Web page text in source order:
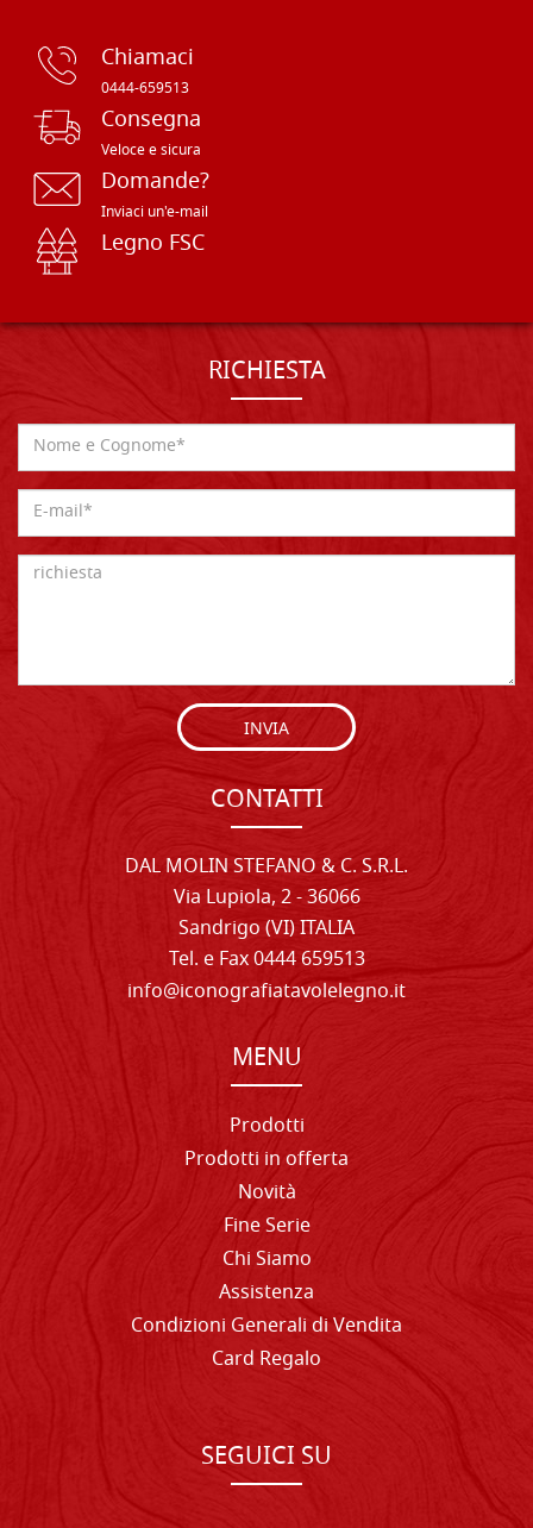
Chiamaci
0444-659513
Consegna
Veloce e sicura
Domande?
Inviaci un'e-mail
Legno FSC
RICHIESTA
INVIA
CONTATTI
DAL MOLIN STEFANO & C. S.R.L.
Via Lupiola, 2 - 36066
Sandrigo (VI) ITALIA
Tel. e Fax 0444 659513
info@iconografiatavolelegno.it
MENU
Prodotti
Prodotti in offerta
Novità
Fine Serie
Chi Siamo
Assistenza
Condizioni Generali di Vendita
Card Regalo
SEGUICI SU